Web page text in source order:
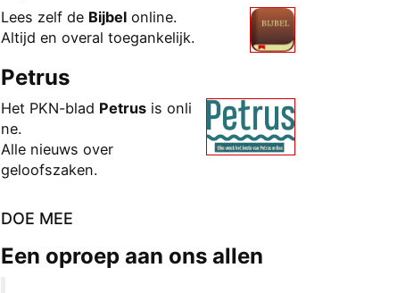
Lees zelf de Bijbel online.
Altijd en overal toegankelijk.
Petrus
Het PKN-blad Petrus is onli
ne.
Alle nieuws over
geloofszaken.
DOE MEE
Een oproep aan ons allen